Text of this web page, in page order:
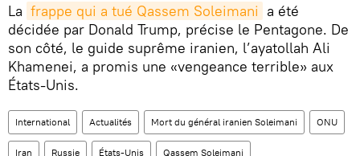
La frappe qui a tué Qassem Soleimani a été
décidée par Donald Trump, précise le Pentagone. De
son côté, le guide suprême iranien, l’ayatollah Ali
Khamenei, a promis une «vengeance terrible» aux
États-Unis.
International Actualités Mort du général iranien Soleimani ONU
Iran Russie États-Unis Qassem Soleimani